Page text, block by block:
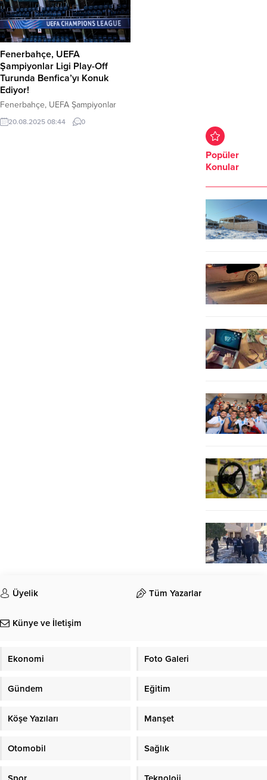
Fenerbahçe, UEFA
Şampiyonlar Ligi Play-Off
Turunda Benfica’yı Konuk
Ediyor!
Fenerbahçe, UEFA Şampiyonlar
Ligi play-off turu ilk maçında bu
akşam Portekiz’in köklü
20.08.2025 08:44 0
Popüler
Konular
Üyelik Tüm Yazarlar
Künye ve İletişim
Ekonomi Foto Galeri
Gündem Eğitim
Köşe Yazıları Manşet
Otomobil Sağlık